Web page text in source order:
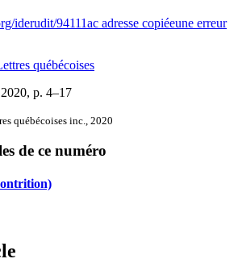
iderudit/94111ac adresse copiéeune erreur
québécoises
, p. 4–17
québécoises inc., 2020
de ce numéro